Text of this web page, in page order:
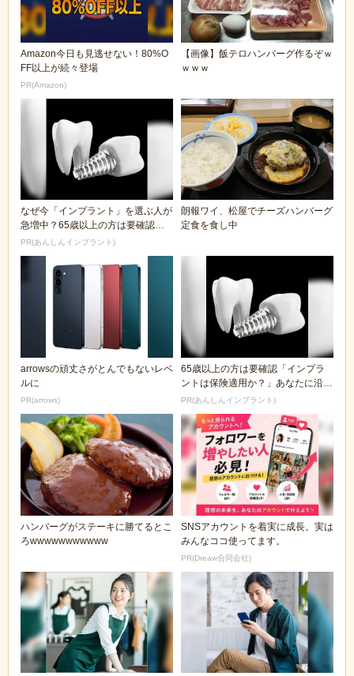
Amazon今日も見逃せない！80%O
FF以上が続々登場
PR(Amazon)
【画像】飯テロハンバーグ作るぞｗ
ｗｗｗ
なぜ今「インプラント」を選ぶ人が
急増中？65歳以上の方は要確認。
抜けた歯の放置は...
PR(あんしんインプラント)
朗報ワイ、松屋でチーズハンバーグ
定食を食し中
arrowsの頑丈さがとんでもないレベ
ルに
PR(arrows)
65歳以上の方は要確認「インプラ
ントは保険適用か？」あなたに沿っ
た治療法や費用を...
PR(あんしんインプラント)
ハンバーグがステーキに勝てるとこ
ろwwwwwwwwwww
SNSアカウントを着実に成長。実は
みんなココ使ってます。
PR(Dreaw合同会社)